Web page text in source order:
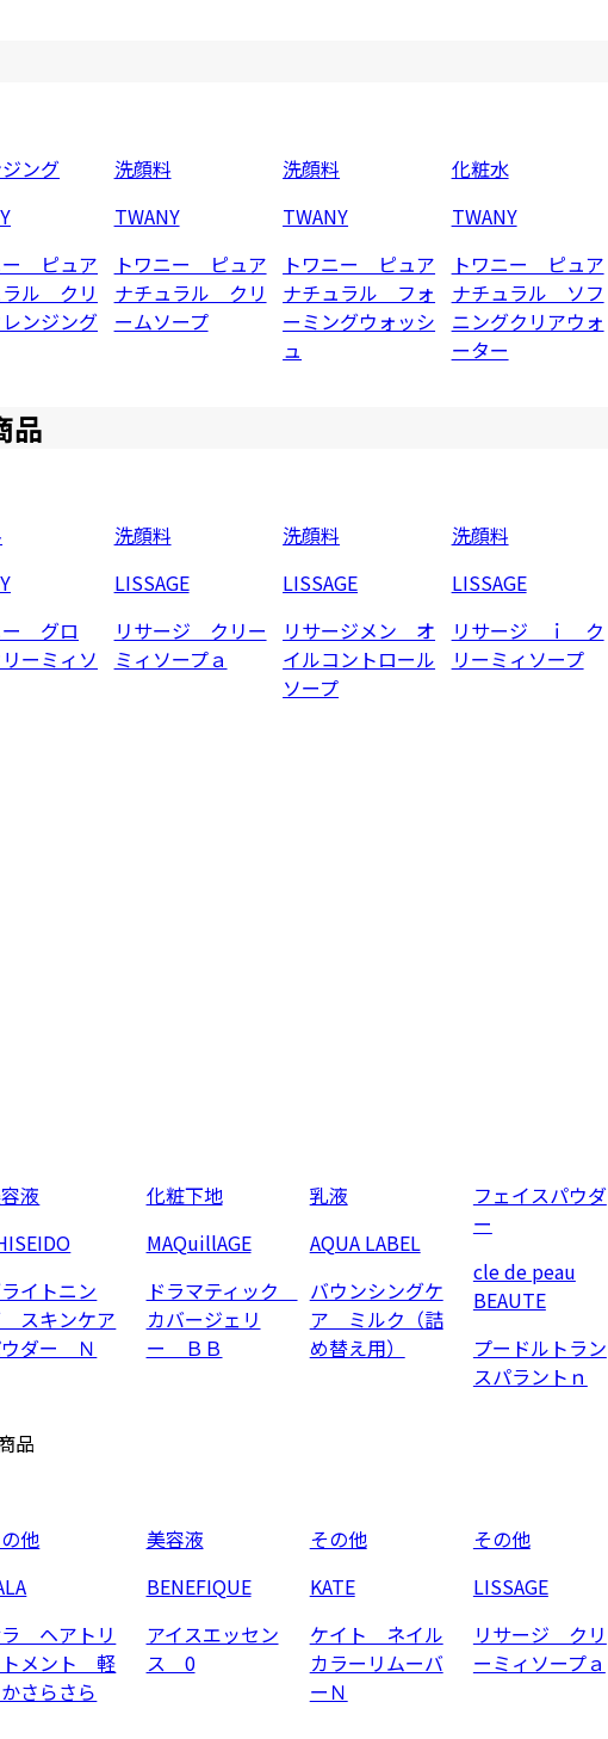
ング
ー ピュア
ラル クリ
ンジング
洗顔料
TWANY
トワニー ピュア
ナチュラル クリ
ームソープ
洗顔料
TWANY
トワニー ピュア
ナチュラル フォ
ーミングウォッシ
ュ
化粧水
TWANY
トワニー ピュア
ナチュラル ソフ
ニングクリアウォ
ーター
品
ー グロ
ーミィソ
洗顔料
LISSAGE
リサージ クリー
ミィソープａ
洗顔料
LISSAGE
リサージメン オ
イルコントロール
ソープ
洗顔料
LISSAGE
リサージ ｉ ク
リーミィソープ
液
イトニン
スキンケア
ウダー Ｎ
化粧下地
MAQuillAGE
ドラマティック
カバージェリ
ー ＢＢ
乳液
AQUA LABEL
バウンシングケ
ア ミルク（詰
め替え用）
フェイスパウダ
ー
cle de peau
BEAUTE
プードルトラン
スパラントｎ
品
他
ヘアトリ
メント 軽
さらさら
美容液
BENEFIQUE
アイスエッセン
ス 0
その他
KATE
ケイト ネイル
カラーリムーバ
ーＮ
その他
LISSAGE
リサージ クリ
ーミィソープａ